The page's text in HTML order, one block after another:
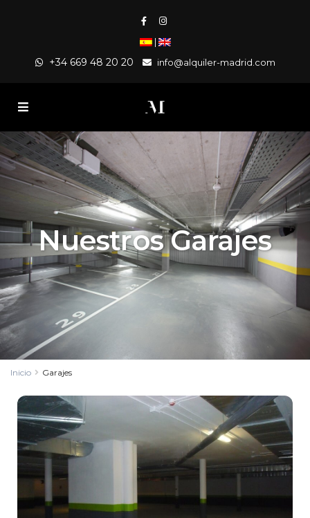
|
+34 669 48 20 20 info@alquiler-madrid.com
Nuestros Garajes
Inicio Garajes